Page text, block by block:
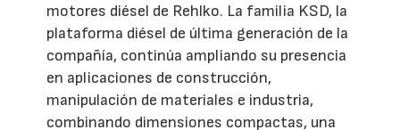
motores diésel de Rehlko. La familia KSD, la
plataforma diésel de última generación de la
compañía, continúa ampliando su presencia
en aplicaciones de construcción,
manipulación de materiales e industria,
combinando dimensiones compactas, una